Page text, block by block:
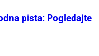
pista: Pogledajte